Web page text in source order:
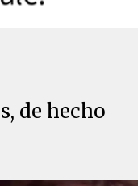
de hecho